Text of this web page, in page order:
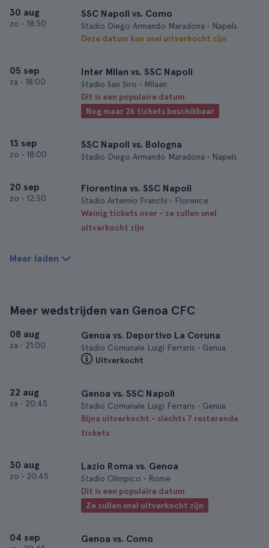
30 aug
zo • 18:30
SSC Napoli vs. Como
Stadio Diego Armando Maradona • Napels
Deze datum kan snel uitverkocht zijn
05 sep
za • 18:00
Inter Milan vs. SSC Napoli
Stadio San Siro • Milaan
Dit is een populaire datum
Nog maar 26 tickets beschikbaar
13 sep
zo • 18:00
SSC Napoli vs. Bologna
Stadio Diego Armando Maradona • Napels
20 sep
zo • 12:30
Fiorentina vs. SSC Napoli
Stadio Artemio Franchi • Florence
Weinig tickets over - ze zullen snel
uitverkocht zijn
Meer laden
Meer wedstrijden van Genoa CFC
08 aug
za • 21:00
Genoa vs. Deportivo La Coruna
Stadio Comunale Luigi Ferraris • Genua
Uitverkocht
22 aug
za • 20:45
Genoa vs. SSC Napoli
Stadio Comunale Luigi Ferraris • Genua
Bijna uitverkocht - slechts 7 resterende
tickets
30 aug
zo • 20:45
Lazio Roma vs. Genoa
Stadio Olimpico • Rome
Dit is een populaire datum
Ze zullen snel uitverkocht zijn
04 sep Genoa vs. Como